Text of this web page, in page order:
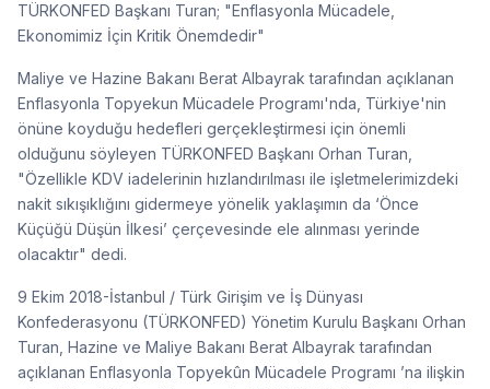
TÜRKONFED Başkanı Turan; "Enflasyonla Mücadele,
Ekonomimiz İçin Kritik Önemdedir"
Maliye ve Hazine Bakanı Berat Albayrak tarafından açıklanan
Enflasyonla Topyekun Mücadele Programı'nda, Türkiye'nin
önüne koyduğu hedefleri gerçekleştirmesi için önemli
olduğunu söyleyen TÜRKONFED Başkanı Orhan Turan,
"Özellikle KDV iadelerinin hızlandırılması ile işletmelerimizdeki
nakit sıkışıklığını gidermeye yönelik yaklaşımın da ‘Önce
Küçüğü Düşün İlkesi’ çerçevesinde ele alınması yerinde
olacaktır" dedi.
9 Ekim 2018-İstanbul / Türk Girişim ve İş Dünyası
Konfederasyonu (TÜRKONFED) Yönetim Kurulu Başkanı Orhan
Turan, Hazine ve Maliye Bakanı Berat Albayrak tarafından
açıklanan Enflasyonla Topyekûn Mücadele Programı ’na ilişkin